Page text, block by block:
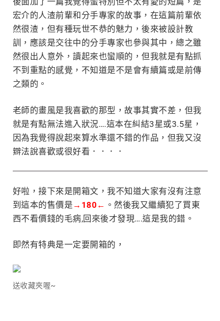
宏介的人渣前輩和分手專家的故事，在這篇前輩依
然很渣，但有種玩世不恭的魅力，後來被設計教
訓，應該是交往中的分手專家也參與其中，總之雖
然很出人意外，讀起來也蠻順的，但我就是有點抓
不到重點的感覺，不知道是不是會有續篇或是前傳
之類的。
老師的畫風是我喜歡的那型，故事其實不差，但我
就是有點無法進入狀況….這本在糾結3星或3.5星，
因為我覺得說起來算水準還不錯的作品，但我又沒
辧法說喜歡或很好看．．．．
好啦，接下來是開箱文，我不知道大家有沒有注意
到這本的售價是 →180← 。然後我又繼續犯了買東
西不看價錢的毛病,回來後才發現….這是我的錯。
即然有特典是一定要開箱的，
送收藏夾喔~